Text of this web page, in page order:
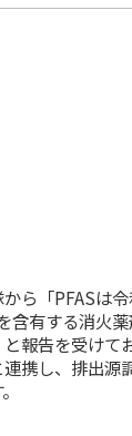
ら「PFASは
含有する消火
報告を受けて
連携し、排出源